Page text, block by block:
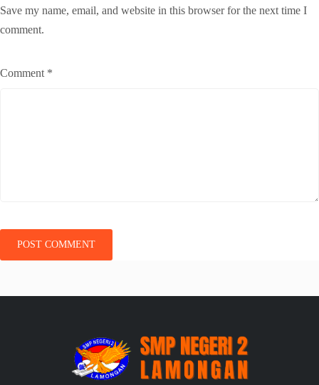
Save my name, email, and website in this browser for the next time I
comment.
Comment *